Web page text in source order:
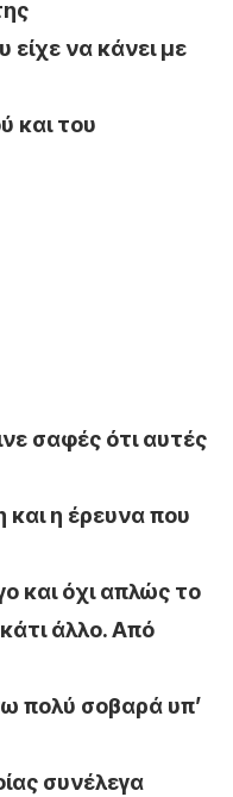
είχε να κάνει με
και του
σαφές ότι αυτές
και η έρευνα που
και όχι απλώς το
άλλο. Από
πολύ σοβαρά υπ’
συνέλεγα